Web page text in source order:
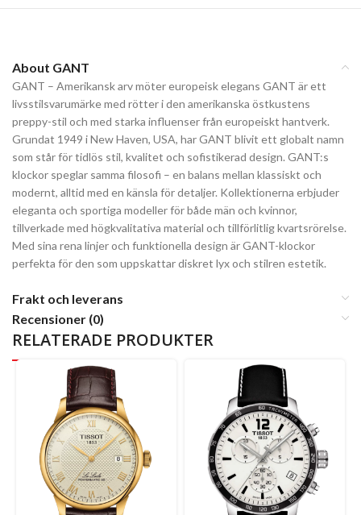
About GANT
GANT – Amerikansk arv möter europeisk elegans GANT är ett
livsstilsvarumärke med rötter i den amerikanska östkustens
preppy-stil och med starka influenser från europeiskt hantverk.
Grundat 1949 i New Haven, USA, har GANT blivit ett globalt namn
som står för tidlös stil, kvalitet och sofistikerad design. GANT:s
klockor speglar samma filosofi – en balans mellan klassiskt och
modernt, alltid med en känsla för detaljer. Kollektionerna erbjuder
eleganta och sportiga modeller för både män och kvinnor,
tillverkade med högkvalitativa material och tillförlitlig kvartsrörelse.
Med sina rena linjer och funktionella design är GANT-klockor
perfekta för den som uppskattar diskret lyx och stilren estetik.
Frakt och leverans
Recensioner (0)
RELATERADE PRODUKTER